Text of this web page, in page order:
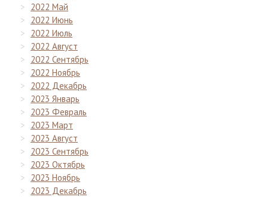
2022 Май
2022 Июнь
2022 Июль
2022 Август
2022 Сентябрь
2022 Ноябрь
2022 Декабрь
2023 Январь
2023 Февраль
2023 Март
2023 Август
2023 Сентябрь
2023 Октябрь
2023 Ноябрь
2023 Декабрь